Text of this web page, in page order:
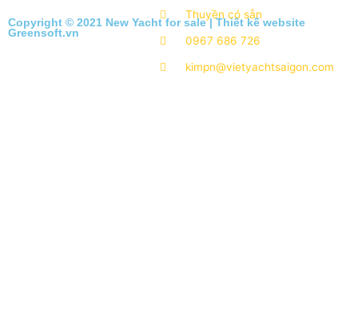
Copyright © 2021 New Yacht for sale |Thiết kế website
Greensoft.vn
Thuyền có sẵn
0967 686 726
kimpn@vietyachtsaigon.com